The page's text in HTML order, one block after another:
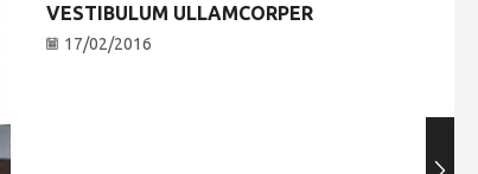
VESTIBULUM ULLAMCORPER
17/02/2016